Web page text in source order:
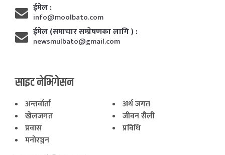
ईमेल :
info@moolbato.com
ईमेल (समाचार सम्प्रेषणका लागि ) :
newsmulbato@gmail.com
साइट नेभिगेसन
अन्तर्वार्ता
अर्थ जगत
खेलजगत
जीवन सैली
प्रवास
प्रविधि
मनोरञ्जन